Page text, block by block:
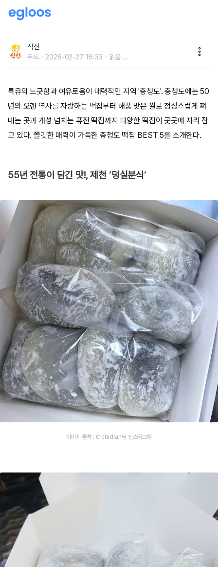
식신
푸드 2026-02-27 16:33 읽음 ...
특유의 느긋함과 여유로움이 매력적인 지역 '충청도'. 충청도에는 50
년의 오랜 역사를 자랑하는 떡집부터 해풍 맞은 쌀로 정성스럽게 쪄
내는 곳과 개성 넘치는 퓨전 떡집까지 다양한 떡집이 곳곳에 자리 잡
고 있다. 쫄깃한 매력이 가득한 충청도 떡집 BEST 5를 소개한다.
55년 전통이 담긴 맛!, 제천 ‘덩실분식’
이미지 출처 : 0rchidran님 인스타그램